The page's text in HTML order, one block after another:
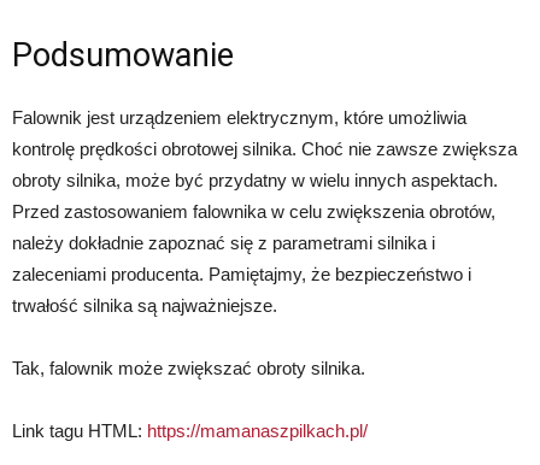
Podsumowanie
Falownik jest urządzeniem elektrycznym, które umożliwia
kontrolę prędkości obrotowej silnika. Choć nie zawsze zwiększa
obroty silnika, może być przydatny w wielu innych aspektach.
Przed zastosowaniem falownika w celu zwiększenia obrotów,
należy dokładnie zapoznać się z parametrami silnika i
zaleceniami producenta. Pamiętajmy, że bezpieczeństwo i
trwałość silnika są najważniejsze.
Tak, falownik może zwiększać obroty silnika.
Link tagu HTML: https://mamanaszpilkach.pl/